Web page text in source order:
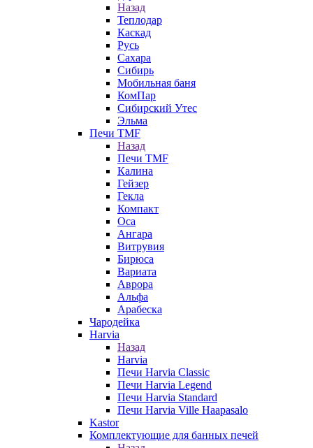
Назад
Теплодар
Каскад
Русь
Сахара
Сибирь
Мобильная баня
КомПар
Сибирский Утес
Эльма
Печи TMF
Назад
Печи TMF
Калина
Гейзер
Гекла
Компакт
Оса
Ангара
Витрувия
Бирюса
Вариата
Аврора
Альфа
Арабеска
Чародейка
Harvia
Назад
Harvia
Печи Harvia Classic
Печи Harvia Legend
Печи Harvia Standard
Печи Harvia Ville Haapasalo
Kastor
Комплектующие для банных печей